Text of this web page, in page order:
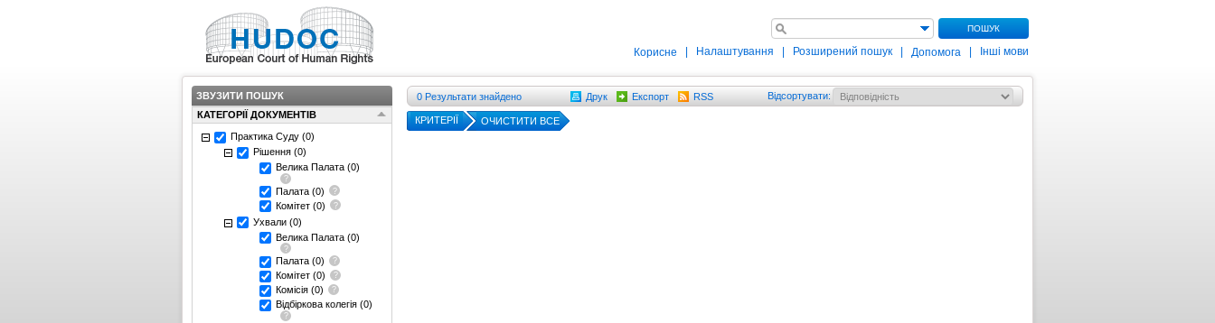
ПОШУК
Корисне Налаштування Розширений пошук Допомога Інші мови
ЗВУЗИТИ ПОШУК
КАТЕГОРІЇ ДОКУМЕНТІВ
Практика Суду (0)
Рішення (0)
Велика Палата (0)
Палата (0)
Комітет (0)
Ухвали (0)
Велика Палата (0)
Палата (0)
Комітет (0)
Комісія (0)
Відбіркова колегія (0)
0 Результати знайдено Друк Експорт RSS Відсортувати:
КРИТЕРІЇ ОЧИСТИТИ ВСЕ